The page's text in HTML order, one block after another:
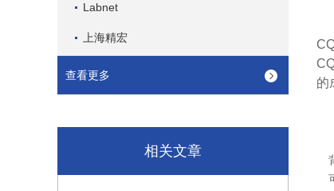
Labnet
上海精宏
查看更多
相关文章
的